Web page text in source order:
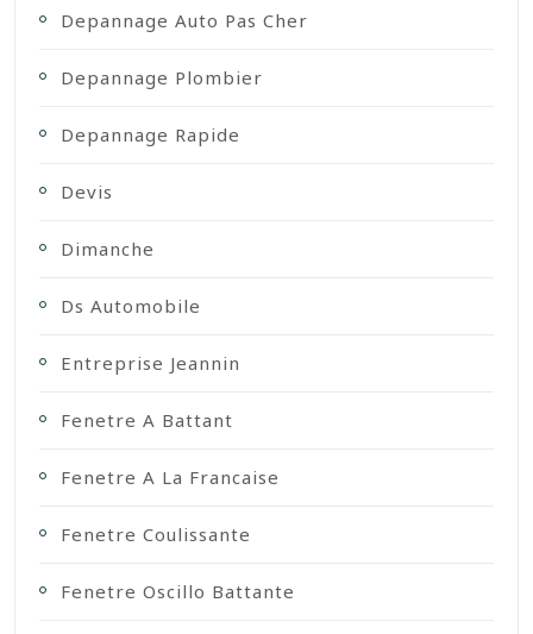
Depannage Auto Pas Cher
Depannage Plombier
Depannage Rapide
Devis
Dimanche
Ds Automobile
Entreprise Jeannin
Fenetre A Battant
Fenetre A La Francaise
Fenetre Coulissante
Fenetre Oscillo Battante